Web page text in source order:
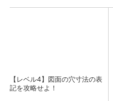
【レベル4】図面の穴寸法の表
記を攻略せよ！